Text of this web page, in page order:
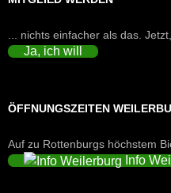
... nichts einfacher als das.
Ja, ich will
ÖFFNUNGSZEITEN
Auf zu Rottenburgs höchstem
Info